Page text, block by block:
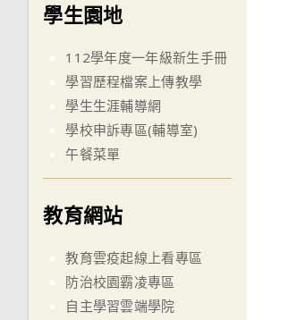
學生園地
112學年度一年級新生手冊
學習歷程檔案上傳教學
學生生涯輔導網
學校申訴專區(輔導室)
午餐菜單
教育網站
教育雲疫起線上看專區
防治校園霸凌專區
自主學習雲端學院